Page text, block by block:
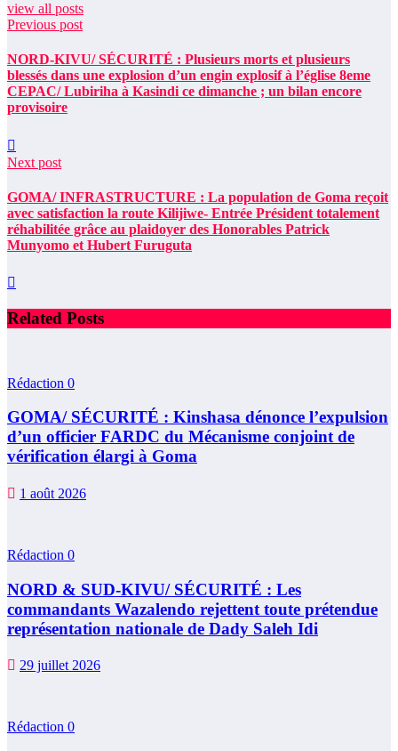
view all posts
Previous post
NORD-KIVU/ SÉCURITÉ : Plusieurs morts et plusieurs
blessés dans une explosion d’un engin explosif à l’église 8eme
CEPAC/ Lubiriha à Kasindi ce dimanche ; un bilan encore
provisoire
Next post
GOMA/ INFRASTRUCTURE : La population de Goma reçoit
avec satisfaction la route Kilijiwe- Entrée Président totalement
réhabilitée grâce au plaidoyer des Honorables Patrick
Munyomo et Hubert Furuguta
Related Posts
Rédaction 0
GOMA/ SÉCURITÉ : Kinshasa dénonce l’expulsion
d’un officier FARDC du Mécanisme conjoint de
vérification élargi à Goma
1 août 2026
Rédaction 0
NORD & SUD-KIVU/ SÉCURITÉ : Les
commandants Wazalendo rejettent toute prétendue
représentation nationale de Dady Saleh Idi
29 juillet 2026
Rédaction 0